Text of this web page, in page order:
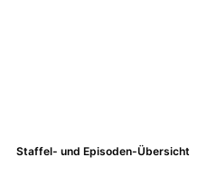
Staffel- und Episoden-Übersicht